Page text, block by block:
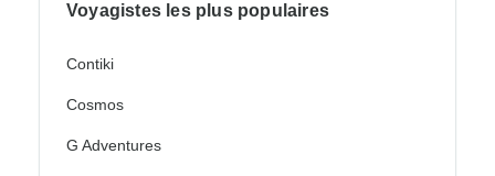
Voyagistes les plus populaires
Contiki
Cosmos
G Adventures